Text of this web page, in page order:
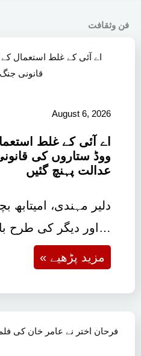
فن وثقافت
August 6, 2026
اے آئی کے غلط
ووڈ ستاروں کی
عدالت پہنچ گئیں
دلیر مہندی، امیتابھ
اور دیگر کی طرح بالی ووڈ کی معروف…
« مزید پڑھیے